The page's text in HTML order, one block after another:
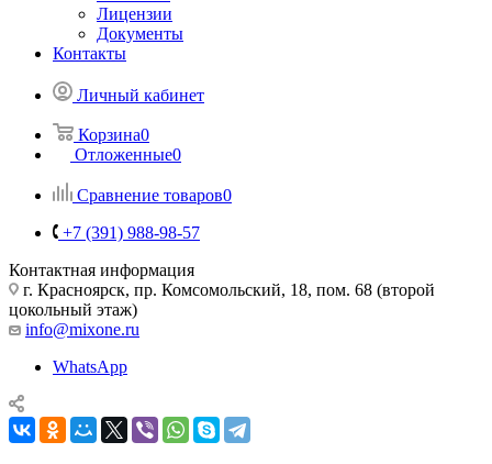
Лицензии
Документы
Контакты
Личный кабинет
Корзина0
Отложенные0
Сравнение товаров0
+7 (391) 988-98-57
Контактная информация
г. Красноярск, пр. Комсомольский, 18, пом. 68 (второй
цокольный этаж)
info@mixone.ru
WhatsApp